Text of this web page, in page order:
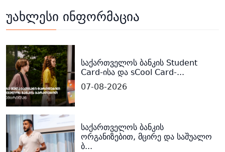
უახლესი ინფორმაცია
საქართველოს ბანკის Student
Card-ისა და sCool Card-...
07-08-2026
საქართველოს ბანკის
ორგანიზებით, მცირე და საშუალო
ბ...